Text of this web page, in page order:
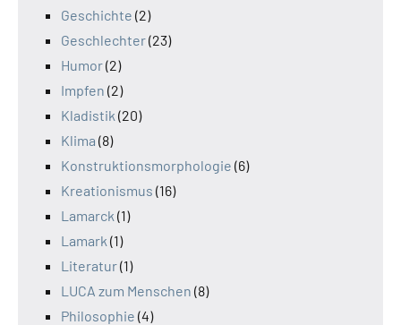
Geschichte (2)
Geschlechter(23)
Humor(2)
Impfen (2)
Kladistik (20)
Klima (8)
Konstruktionsmorphologie (6)
Kreationismus (16)
Lamarck (1)
Lamark (1)
Literatur(1)
LUCA zum Menschen (8)
Philosophie (4)